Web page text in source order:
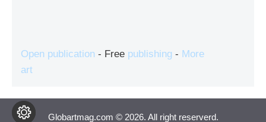
Open publication - Free publishing - More
art
Globartmag.com © 2026. All right reserverd.